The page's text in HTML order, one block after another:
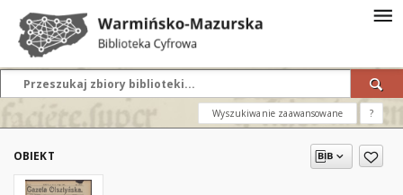
Wyszukiwanie zaawansowane ?
OBIEKT